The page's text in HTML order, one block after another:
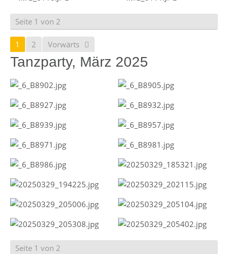
Seite 1 von 2
1 2 Vorwärts
Tanzparty, März 2025
Seite 1 von 2